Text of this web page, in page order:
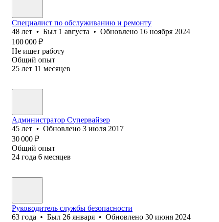
Специалист по обслуживанию и ремонту
48 лет • Был 1 августа • Обновлено 16 ноября 2024
100 000 ₽
Не ищет работу
Общий опыт
25 лет 11 месяцев
Администратор Супервайзер
45 лет • Обновлено 3 июля 2017
30 000 ₽
Общий опыт
24 года 6 месяцев
Руководитель службы безопасности
63 года • Был 26 января • Обновлено 30 июня 2024